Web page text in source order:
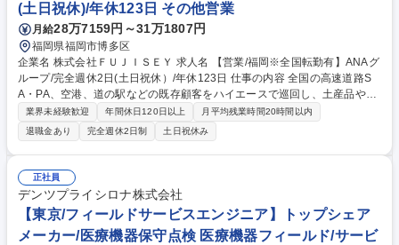
(土日祝休)/年休123日 その他営業
月給28万7159円～31万1807円
福岡県福岡市博多区
企業名 株式会社ＦＵＪＩＳＥＹ 求人名 【営業/福岡※全国転勤有】ANAグ
ループ/完全週休2日(土日祝休）/年休123日 仕事の内容 全国の高速道路S
A・PA、空港、道の駅などの既存顧客をハイエースで巡回し、土産品やキ
ャラクターグッズの提案営業・売場づくり（VMD）を行います。現場の声
を拾い、次のヒット商品を店頭から創り出す役割です。 【具体的には】1
日3～5件程度の既存顧客を訪問。季節や観光客の動向に合わせた「売れる
売場」の構成を提案し、自ら棚割りやPOP設置まで手がけます。自分が陳
列した商品が実際に手に取られ、売上に繋がる瞬間を目の当たりにできる
のは、有形商材ならではの魅力。ANAグループの信頼感という武器を活か
し、顧客と深く向き合いながら、地域に愛される店舗・コーナーを創り上
げていただくことを期待します。 募集職種 【営業/福岡※全国転勤有】AN
Aグループ/完全週休2日(土日祝休）/年休123日
業界未経験歓迎 年間休日120日以上
月平均残業時間20時間以内
退職金あり
完全週休2日制 土日祝休み
正社員
デンツプライシロナ株式会社
【東京/フィールドサービスエンジニア】トップシェア
メーカー/医療機器保守点検 医療機器フィールド/サービ